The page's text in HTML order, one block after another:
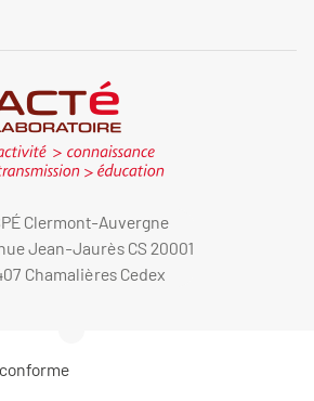
Clermont-Auvergne
Jean-Jaurès CS 20001
Chamalières Cedex